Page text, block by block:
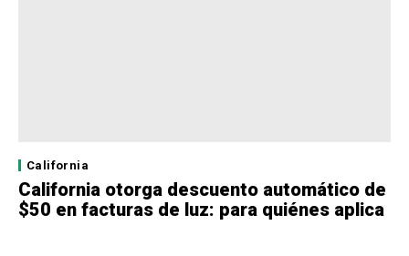
California
California otorga descuento automático de
$50 en facturas de luz: para quiénes aplica